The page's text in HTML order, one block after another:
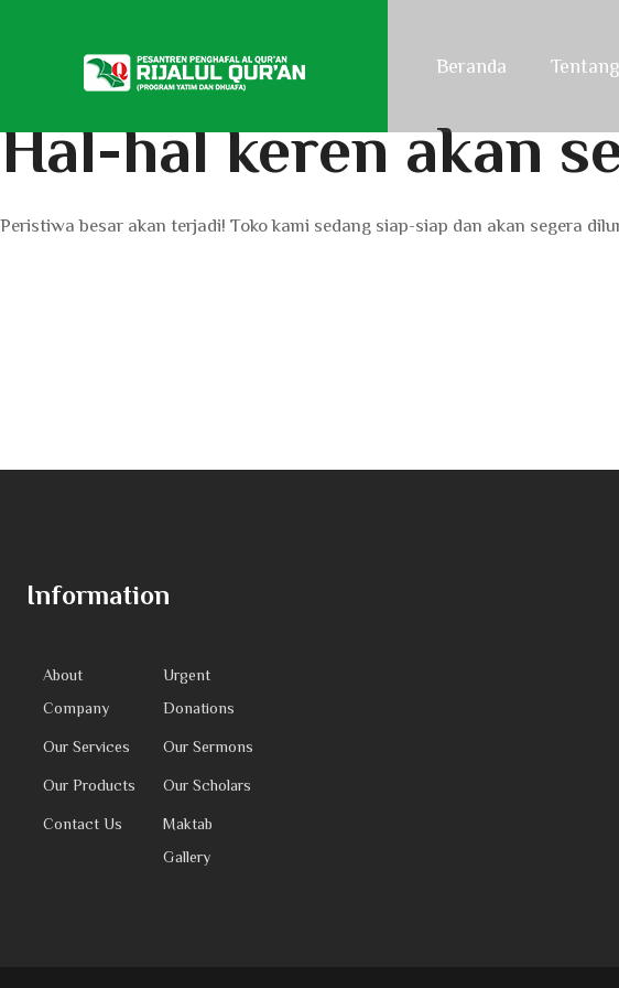
Beranda
Hal-hal keren akan
Peristiwa besar akan terjadi! Toko kami sedang siap-siap dan akan segera
Information
About
Company
Urgent
Donations
Our Services Our Sermons
Our Products Our Scholars
Contact Us
Maktab
Gallery